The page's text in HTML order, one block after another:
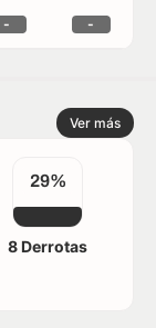
- -
Ver más
29%
8 Derrotas